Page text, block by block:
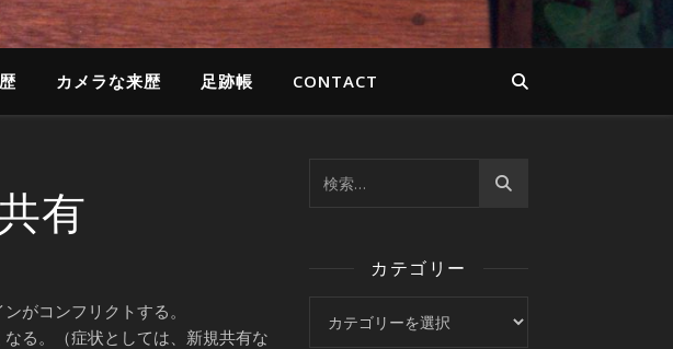
カメラな来歴 足跡帳 CONTACT
有
コンフリクトする。
る。（症状としては、新規共有な
カテゴリー